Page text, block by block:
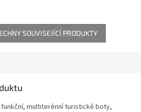
SOUVISEJÍCÍ PRODUKTY
funkční, multiterénní turistické boty,